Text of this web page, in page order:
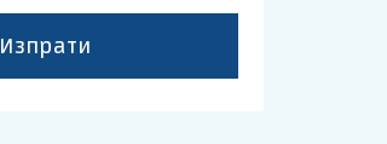
Изпрати